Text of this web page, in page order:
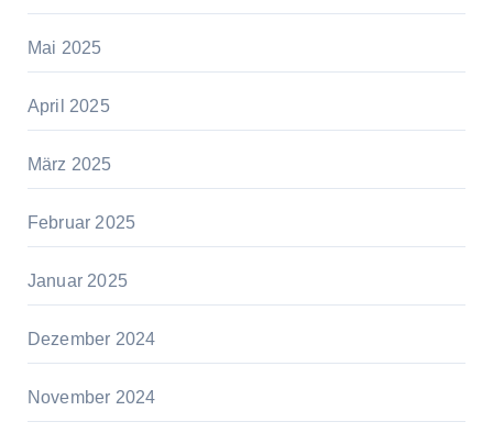
Mai 2025
April 2025
März 2025
Februar 2025
Januar 2025
Dezember 2024
November 2024